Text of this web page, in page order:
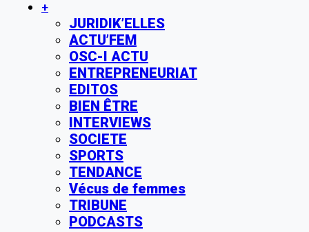
+
JURIDIK’ELLES
ACTU’FEM
OSC-I ACTU
ENTREPRENEURIAT
EDITOS
BIEN ÊTRE
INTERVIEWS
SOCIETE
SPORTS
TENDANCE
Vécus de femmes
TRIBUNE
PODCASTS